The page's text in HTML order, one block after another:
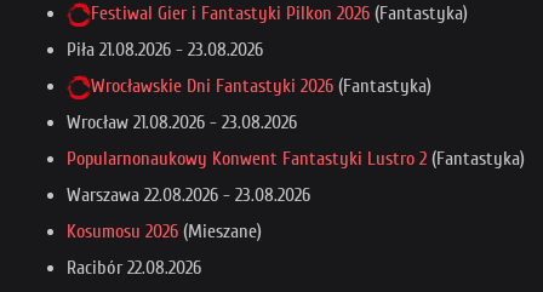
Festiwal Gier i Fantastyki Pilkon 2026 (Fantastyka)
Piła 21.08.2026 - 23.08.2026
Wrocławskie Dni Fantastyki 2026 (Fantastyka)
Wrocław 21.08.2026 - 23.08.2026
Popularnonaukowy Konwent Fantastyki Lustro 2 (Fantastyka)
Warszawa 22.08.2026 - 23.08.2026
Kosumosu 2026 (Mieszane)
Racibór22.08.2026